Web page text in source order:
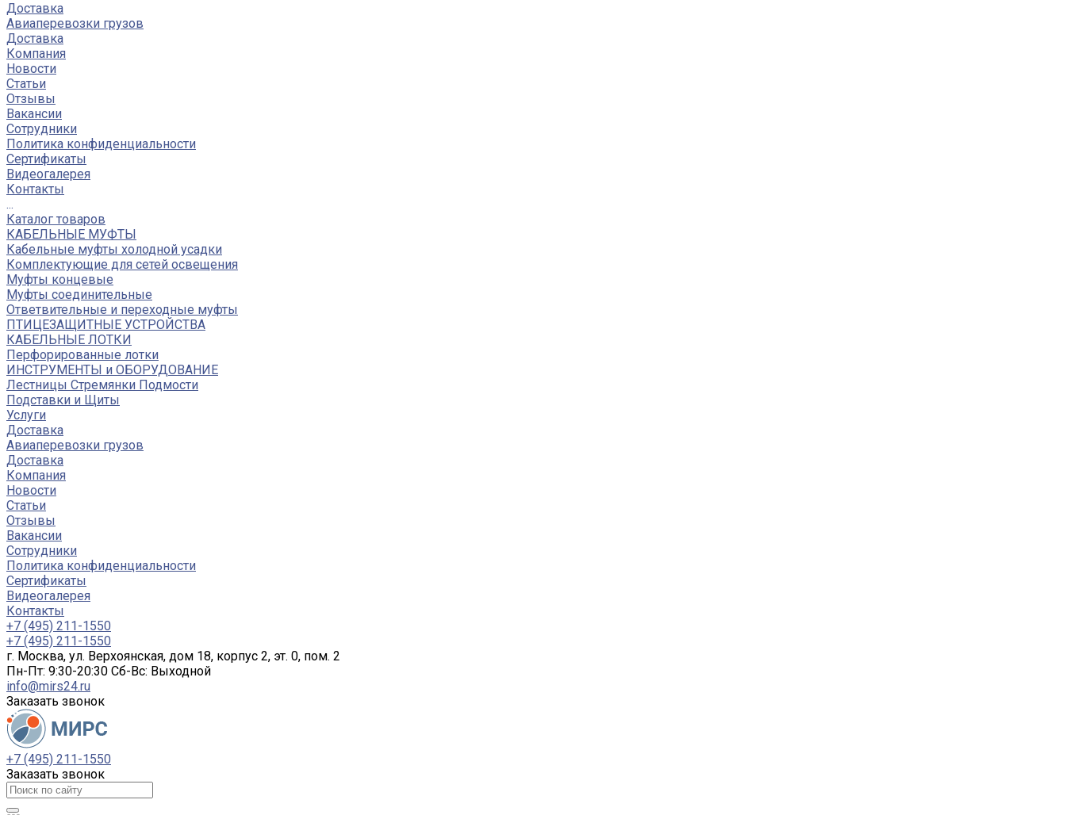
Доставка
Авиаперевозки грузов
Доставка
Компания
Новости
Статьи
Отзывы
Вакансии
Сотрудники
Политика конфиденциальности
Сертификаты
Видеогалерея
Контакты
...
Каталог товаров
КАБЕЛЬНЫЕ МУФТЫ
Кабельные муфты холодной усадки
Комплектующие для сетей освещения
Муфты концевые
Муфты соединительные
Ответвительные и переходные муфты
ПТИЦЕЗАЩИТНЫЕ УСТРОЙСТВА
КАБЕЛЬНЫЕ ЛОТКИ
Перфорированные лотки
ИНСТРУМЕНТЫ и ОБОРУДОВАНИЕ
Лестницы Стремянки Подмости
Подставки и Щиты
Услуги
Доставка
Авиаперевозки грузов
Доставка
Компания
Новости
Статьи
Отзывы
Вакансии
Сотрудники
Политика конфиденциальности
Сертификаты
Видеогалерея
Контакты
+7 (495) 211-1550
+7 (495) 211-1550
г. Москва, ул. Верхоянская, дом 18, корпус 2, эт. 0, пом. 2
Пн-Пт: 9:30-20:30 Cб-Вс: Выходной
info@mirs24.ru
Заказать звонок
+7 (495) 211-1550
Заказать звонок